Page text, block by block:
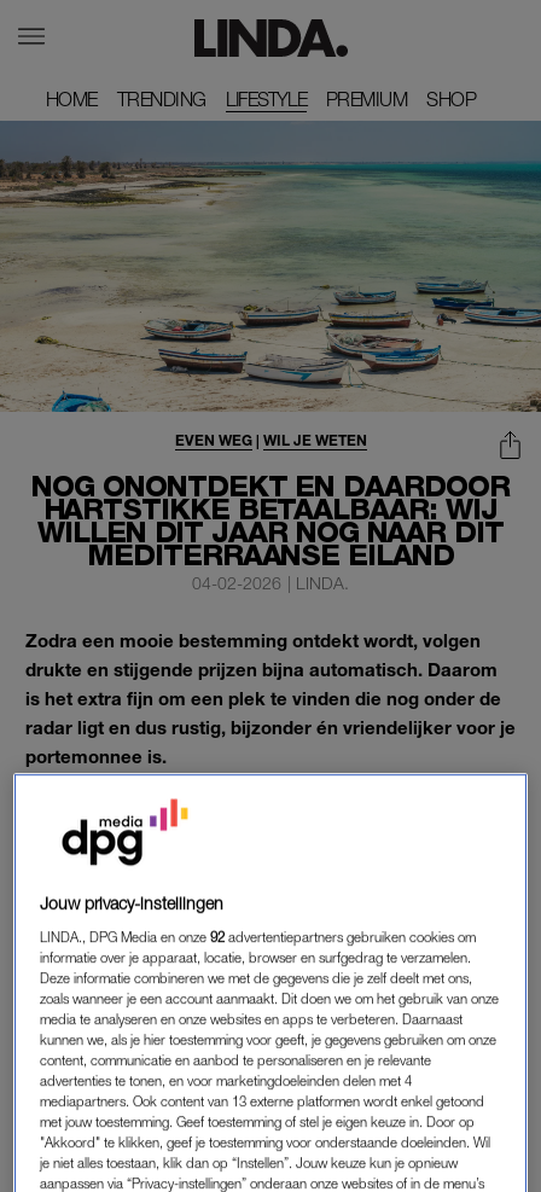
HOME
HOME TRENDING
TRENDING LIFESTYLE PREMIUM
PREMIUM SHOP
SHOP
NOG ONONTDEKT EN DAARDOOR
HARTSTIKKE BETAALBAAR: WIJ
WILLEN DIT JAAR NOG NAAR DIT
MEDITERRAANSE EILAND
EVEN WEG| WIL JE WETEN
04-02-2026 | LINDA.
Zodra een mooie bestemming ontdekt wordt, volgen
drukte en stijgende prijzen bijna automatisch. Daarom
is het extra fijn om een plek te vinden die nog onder de
radar ligt en dus rustig, bijzonder én vriendelijker voor je
portemonnee is.
Goed nieuws: zo’nhidden gem
meteen bij zeggen: lang blijft dat waarschijnlijk niet zo. Het
eiland Djerba in
vakantiebestemming in
. Met andere woorden: dit is het moment om te gaan,
voor de rest volgt.
POPULARITEIT
De voordelen van het prachtige eiland blijven niet
onopgemerkt. Volgens Easyjet is het aantal boekingen naar
Djerba het afgelopen jaar al met twaalf procent gestegen,
vanuit Groot-Brittannië. Het eiland is het grootste van Noord-
Afrika en stond vorig jaar bovendien in de top 25 van beste
Jouw privacy-instellingen
LINDA., DPG Media en onze92 advertentiepartners gebruiken cookies om
informatie over je apparaat, locatie, browser en surfgedrag te verzamelen.
Deze informatie combineren we met de gegevens die je zelf deelt met ons,
zoals wanneer je een account aanmaakt. Dit doen we om het gebruik van onze
media te analyseren en onze websites en apps te verbeteren. Daarnaast
kunnen we, als je hier toestemming voor geeft, je gegevens gebruiken om onze
content, communicatie en aanbod te personaliseren en je relevante
advertenties te tonen, en voor marketingdoeleinden delen met 4
mediapartners. Ook content van 13 externe platformen wordt enkel getoond
met jouw toestemming. Geef toestemming of stel je eigen keuze in. Door op
"Akkoord" te klikken, geef je toestemming voor onderstaande doeleinden. Wil
je niet alles toestaan, klik dan op “Instellen”. Jouw keuze kun je opnieuw
aanpassen via “Privacy-instellingen” onderaan onze websites of in de menu’s